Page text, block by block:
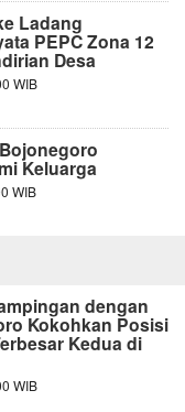
Ladang
PEPC Zona 12
Desa
WIB
Keluarga
WIB
dengan
Kokohkan Posisi
Kedua di
WIB